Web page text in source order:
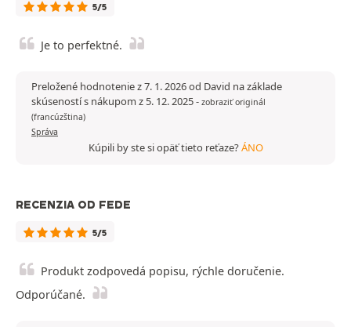
5/5
Je to perfektné.
Preložené hodnotenie z 7. 1. 2026 od David na základe
skúseností s nákupom z 5. 12. 2025- zobraziť originál
(francúzština)
Správa
Kúpili by ste si opäť tieto reťaze?ÁNO
RECENZIA OD FEDE
5/5
Produkt zodpovedá popisu, rýchle doručenie.
Odporúčané.